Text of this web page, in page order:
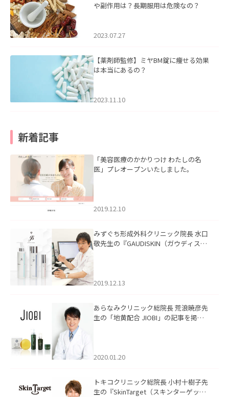
や副作用は？長期服用は危険なの？
2023.07.27
【薬剤師監修】ミヤBM錠に痩せる効果
は本当にあるの？
2023.11.10
新着記事
「美容医療のかかりつけ わたしの名
医」プレオープンいたしました。
2019.12.10
みずぐち形成外科クリニック院長 水口
敬先生の『GAUDISKIN（ガウディスキ
2019.12.13
あらなみクリニック総院長 荒浪暁彦先
生の「地黄配合 JIOBI」の記事を掲載
2020.01.20
トキコクリニック総院長 小村十樹子先
生の『SkinTarget（スキンターゲッ